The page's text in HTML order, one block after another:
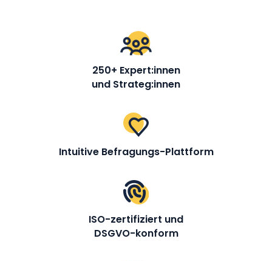
250+ Expert:innen
und Strateg:innen
Intuitive Befragungs-Plattform
ISO-zertifiziert und
DSGVO-konform